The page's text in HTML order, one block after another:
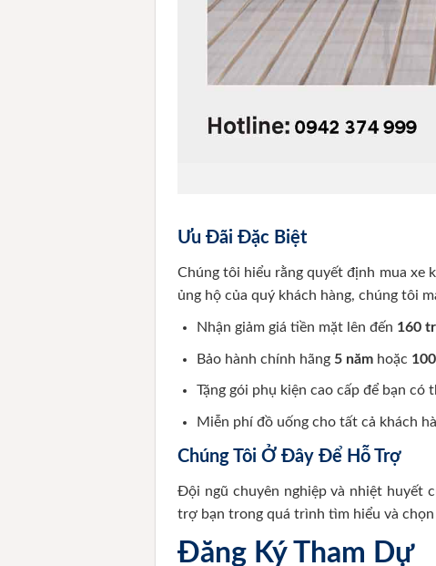
Ưu Đãi Đặc Biệt
Chúng tôi hiểu rằng quyết định mua xe
ủng hộ của quý khách hàng, chúng tôi
Nhận giảm giá tiền mặt lên đến 160
Bảo hành chính hãng 5 nămhoặc
Tặng gói phụ kiện cao cấp để bạn có
Miễn phí đồ uống cho tất cả khách
Chúng Tôi Ở Đây Để Hỗ Trợ
Đội ngũ chuyên nghiệp và nhiệt huyết
trợ bạn trong quá trình tìm hiểu và chọn
Đăng Ký Tham Dự